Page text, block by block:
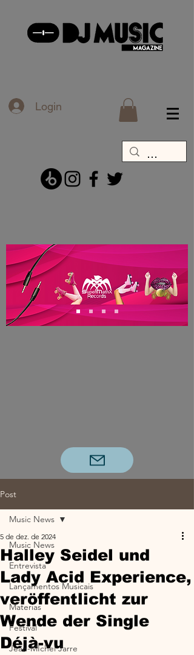
Login
Post
Music News
Entrevista
Lançamentos Musicais
Materias
Festival
Jean-MIchel Jarre
Music News
Halley Seidel und
Lady Acid Experience,
veröffentlicht zur
Wende der Single
Déjà-vu
5 de dez. de 2024